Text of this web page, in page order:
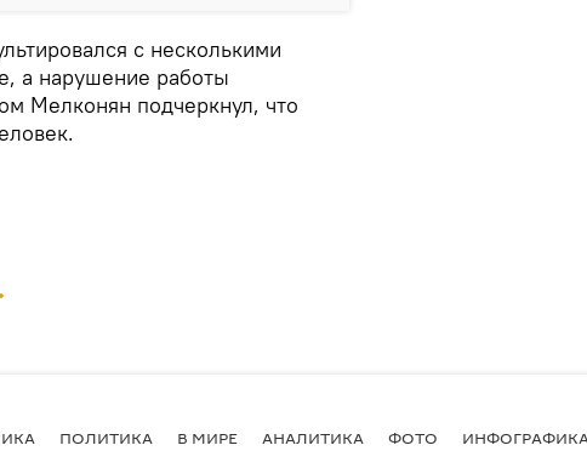
с несколькими
а нарушение работы
Мелконян подчеркнул, что
ПОЛИТИКА В МИРЕ АНАЛИТИКА ФОТО ИНФОГРАФИКА